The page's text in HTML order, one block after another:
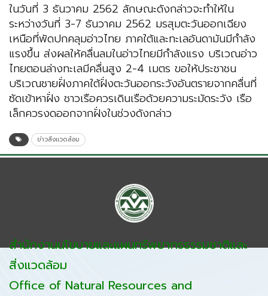
ในวันที่ 3 ธันวาคม 2562 ลักษณะดังกล่าวจะทำให้ใน
ระหว่างวันที่ 3-7 ธันวาคม 2562 มรสุมตะวันออกเฉียง
เหนือที่พัดปกคลุมอ่าวไทย ภาคใต้และทะเลอันดามันมีกำลัง
แรงขึ้น ส่งผลให้คลื่นลมในอ่าวไทยมีกำลังแรง บริเวณอ่าว
ไทยตอนล่างทะเลมีคลื่นสูง 2-4 เมตร ขอให้ประชาชน
บริเวณชายฝั่งภาคใต้ฝั่งตะวันออกระวังอันตรายจากคลื่นที่
ซัดเข้าหาฝั่ง ชาวเรือควรเดินเรือด้วยความระมัดระวัง เรือ
เล็กควรงดออกจากฝั่งในช่วงดังกล่าว
ข่าวสิ่งแวดล้อม
สำนักงานนโยบายและแผนทรัพยากรธรรมชาติและ
สิ่งแวดล้อม
Office of Natural Resources and